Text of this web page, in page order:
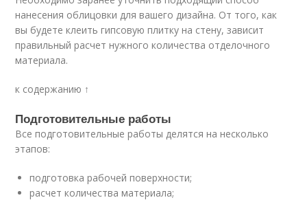
нанесения облицовки для вашего дизайна. От того, как
вы будете клеить гипсовую плитку на стену, зависит
правильный расчет нужного количества отделочного
материала.
к содержанию ↑
Подготовительные работы
Все подготовительные работы делятся на несколько
этапов:
подготовка рабочей поверхности;
расчет количества материала;